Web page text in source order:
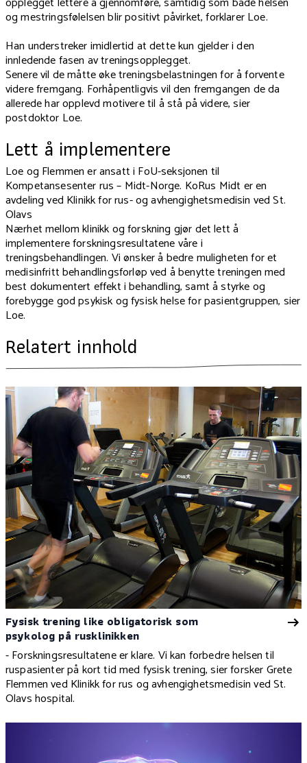
og mestringsfølelsen blir positivt påvirket, forklarer Loe.
Han understreker imidlertid at dette kun gjelder i den
innledende fasen av treningsopplegget.
Senere vil de måtte øke treningsbelastningen for å forvente
videre fremgang. Forhåpentligvis vil den fremgangen de da
allerede har opplevd motivere til å stå på videre, sier
postdoktor Loe.
Lett å implementere
Loe og Flemmen er ansatt i FoU-seksjonen til
Kompetansesenter rus – Midt-Norge. KoRus Midt er en
avdeling ved Klinikk for rus- og avhengighetsmedisin ved St.
Olavs
Nærhet mellom klinikk og forskning gjør det lett å
implementere forskningsresultatene våre i
treningsbehandlingen. Vi ønsker å bedre muligheten for et
medisinfritt behandlingsforløp ved å benytte treningen med
best dokumentert effekt i behandling, samt å styrke og
forebygge god psykisk og fysisk helse for pasientgruppen, sier
Loe.
Relatert innhold
Fysisk trening like obligatorisk som
psykolog på rusklinikken
- Forskningsresultatene er klare. Vi kan forbedre helsen til
ruspasienter på kort tid med fysisk trening, sier forsker Grete
Flemmen ved Klinikk for rus og avhengighetsmedisin ved St.
Olavs hospital.